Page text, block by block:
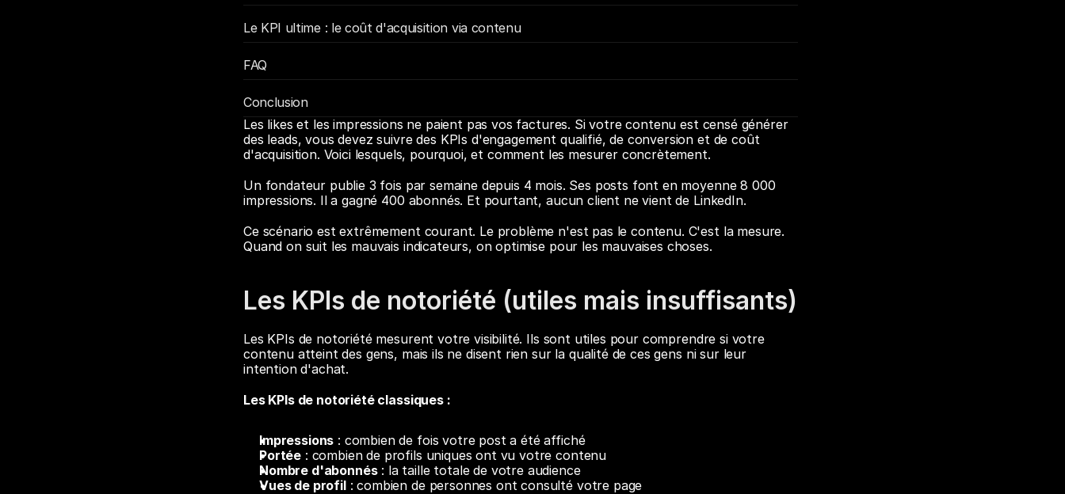
Le KPI ultime : le coût d'acquisition via contenu
FAQ
Conclusion
Les likes et les impressions ne paient pas vos factures. Si votre contenu est censé générer
des leads, vous devez suivre des KPIs d'engagement qualifié, de conversion et de coût
d'acquisition. Voici lesquels, pourquoi, et comment les mesurer concrètement.
Un fondateur publie 3 fois par semaine depuis 4 mois. Ses posts font en moyenne 8 000
impressions. Il a gagné 400 abonnés. Et pourtant, aucun client ne vient de LinkedIn.
Ce scénario est extrêmement courant. Le problème n'est pas le contenu. C'est la mesure.
Quand on suit les mauvais indicateurs, on optimise pour les mauvaises choses.
Les KPIs de notoriété (utiles mais insuffisants)
Les KPIs de notoriété mesurent votre visibilité. Ils sont utiles pour comprendre si votre
contenu atteint des gens, mais ils ne disent rien sur la qualité de ces gens ni sur leur
intention d'achat.
Les KPIs de notoriété classiques :
Impressions : combien de fois votre post a été affiché
Portée : combien de profils uniques ont vu votre contenu
Nombre d'abonnés : la taille totale de votre audience
Vues de profil : combien de personnes ont consulté votre page